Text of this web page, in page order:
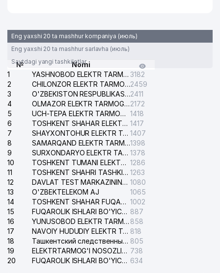
Eng yaxshi 20 ta mashhur kompaniya (июль)
Eng yaxshi 20 ta mashhur sarlavha (июль)
Saytdagi yangi tashkilotlar
№
Nomi
1
YASHNOBOD ELEKTR TARMOG'I NOSOZLIKLARI XIZMATI 3182
2
CHILONZOR ELEKTR TARMOG'I NOSOZLIK XIZMATI2459
3
O'ZBEKISTON RESPUBLIKASI BOSH PROKURATURASI ISHONCH TELEFONI2411
4
OLMAZOR ELEKTR TARMOG'I NOSOZLIKLARI XIZMATI2172
5
UCH-TEPA ELEKTR TARMOG'I NOSOZLIKLARI XIZMATI 1418
6
TOSHKENT SHAHAR ELEKTR TARMOQLARI KORXONASI AJ 1417
7
SHAYXONTOHUR ELEKTR TARMOG'I NOSOZLIKLARINI TUZATISH XIZMATI 1407
8
SAMARQAND ELEKTR TARMOQLARI AJ1398
9
SURXONDARYO ELEKTR TARMOQLARI AJ 1378
10
TOSHKENT TUMANI ELEKTR TARMOG'I AVARIYA XIZMATI 1286
11
TOSHKENT SHAHRI TASHKILOT TELEFONLARI HAQIDA MA'LUMOT BYUROSI 1263
12
DAVLAT TEST MARKAZINING ISHONCH TELEFONLARI 1080
13
O'ZBEKTELEKOM AJ
1065
14
TOSHKENT SHAHAR FUQAROLIK ISHLARI BO'YICHA SUDI 1002
15
FUQAROLIK ISHLARI BO'YICHA YAKKASAROY TUMANLARARO SUDI 887
16
YUNUSOBOD ELEKTR TARMOG'I NOSOZLIKLARI XIZMATI 858
17
NAVOIY HUDUDIY ELEKTR TARMOQLARI KORXONASI AJ 818
18
Ташкентский следственный изолятор 805
19
ELEKTRTARMOG'I NOSOZLIKLARINI TO'ZATISH SERGELI XIZMATI 738
20
FUQAROLIK ISHLARI BO'YICHA UCH-TEPA TUMANI SUDI 634